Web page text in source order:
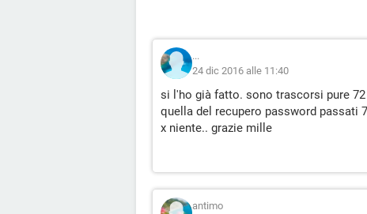
...
24 dic 2016 alle 11:40
si l'ho già fatto. sono trascorsi pure
quella del recupero password passati
x niente.. grazie mille
antimo